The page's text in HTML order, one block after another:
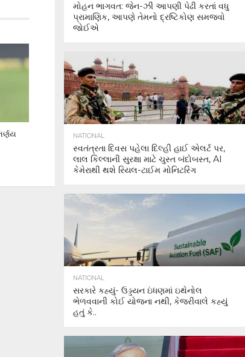
મોહન ભાગવત: જેન-ઝી આપણી પેઢી કરતાં વધુ
પ્રામાણિક, આપણે તેમનો દ્રષ્ટિકોણ સમજવો
જોઈએ
NATIONAL
સ્વતંત્રતા દિવસ પહેલા દિલ્હી હાઈ એલર્ટ પર,
લાલ કિલ્લાની સુરક્ષા માટે ચુસ્ત બંદોબસ્ત, AI
કેમેરાથી થશે રિયલ-ટાઈમ મોનિટરિંગ
NATIONAL
સરકારે કહ્યું- ઉડ્ડયન ઇંધણમાં ઇથેનોલ
ભેળવવાની કોઈ યોજના નથી, કેજરીવાલે કહ્યું
હતું કે..